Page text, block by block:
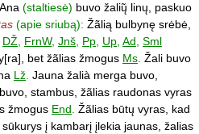
Ana (staltiesė) buvo žalių̃ linų, paskuo
(apie sriubą): Žãlią bulbynę srėbė,
DŽ, FrnW, Jnš, Pp, Up, Ad, Sml
bet žãlias žmogus Ms. Žali buvo
Lž. Jauna žalià merga buvo,
stambus, žãlias raudonas vyras
žmogus End. Žãlias būtų vyras, kad
sūkurys į kambarį įlekia jaunas, žalias